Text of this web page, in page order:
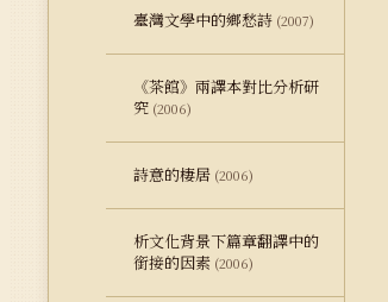
臺灣文學中的鄉愁詩 (2007)
《茶館》兩譯本對比分析研
究 (2006)
詩意的棲居 (2006)
析文化背景下篇章翻譯中的
銜接的因素 (2006)